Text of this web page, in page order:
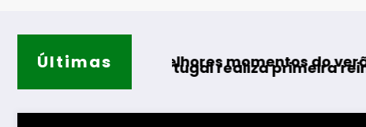
Últimas
os melhores momentos do verão
Portugal realiza primeira reintrodução